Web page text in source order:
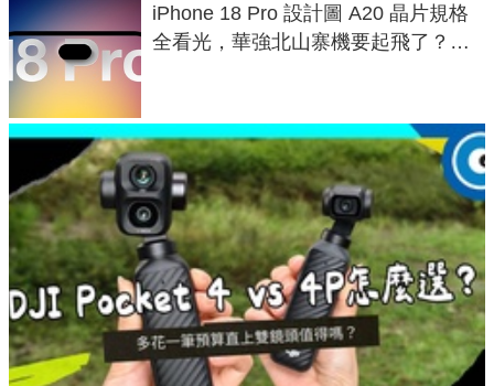
iPhone 18 Pro 設計圖 A20 晶片規格
全看光，華強北山寨機要起飛了？專